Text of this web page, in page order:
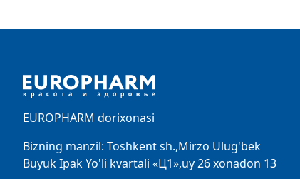
EUROPHARM dorixonasi
Bizning manzil: Toshkent sh.,Mirzo Ulug'bek
Buyuk Ipak Yo'li kvartali «Ц1»,uy 26 xonadon 13